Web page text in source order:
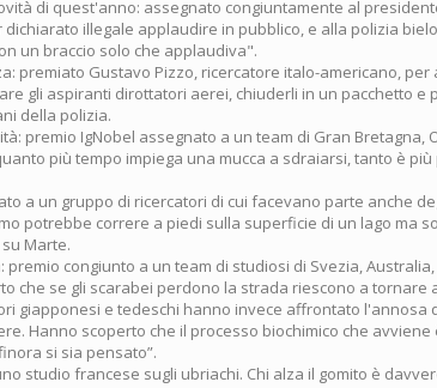
di quest'anno: assegnato congiuntamente al
dichiarato illegale applaudire in pubblico, e alla polizia
un braccio solo che applaudiva".
premiato Gustavo Pizzo, ricercatore italo-americano,
gli aspiranti dirottatori aerei, chiuderli in un pacchetto e
della polizia.
premio IgNobel assegnato a un team di Gran Bretagna,
più tempo impiega una mucca a sdraiarsi, tanto è
a un gruppo di ricercatori di cui facevano parte anche
potrebbe correre a piedi sulla superficie di un lago ma
Marte.
premio congiunto a un team di studiosi di Svezia,
che se gli scarabei perdono la strada riescono a tornare
giapponesi e tedeschi hanno invece affrontato l'annosa
Hanno scoperto che il processo biochimico che avviene
si sia pensato”.
studio francese sugli ubriachi. Chi alza il gomito è